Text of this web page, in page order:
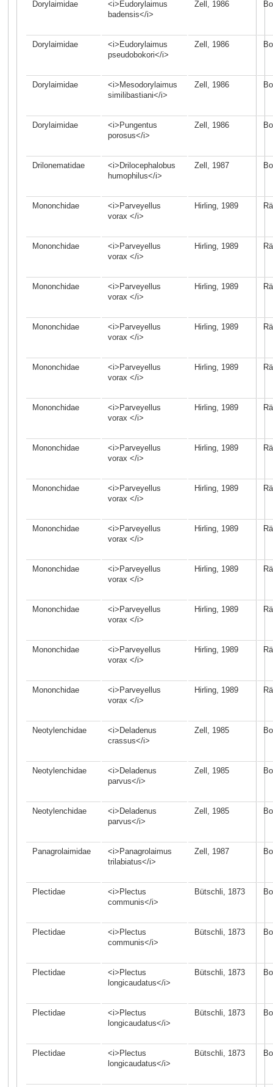
Dorylaimidae
<i>Eudorylaimus
badensis</i>
Zell, 1986
Dorylaimidae
<i>Eudorylaimus
pseudobokori</i>
Zell, 1986
Dorylaimidae
<i>Mesodorylaimus
similibastiani</i>
Zell, 1986
Dorylaimidae
<i>Pungentus
porosus</i>
Zell, 1986
Drilonematidae
<i>Drilocephalobus
humophilus</i>
Zell, 1987
Mononchidae
<i>Parveyellus
vorax </i>
Hirling, 1989
Mononchidae
<i>Parveyellus
vorax </i>
Hirling, 1989
Mononchidae
<i>Parveyellus
vorax </i>
Hirling, 1989
Mononchidae
<i>Parveyellus
vorax </i>
Hirling, 1989
Mononchidae
<i>Parveyellus
vorax </i>
Hirling, 1989
Mononchidae
<i>Parveyellus
vorax </i>
Hirling, 1989
Mononchidae
<i>Parveyellus
vorax </i>
Hirling, 1989
Mononchidae
<i>Parveyellus
vorax </i>
Hirling, 1989
Mononchidae
<i>Parveyellus
vorax </i>
Hirling, 1989
Mononchidae
<i>Parveyellus
vorax </i>
Hirling, 1989
Mononchidae
<i>Parveyellus
vorax </i>
Hirling, 1989
Mononchidae
<i>Parveyellus
vorax </i>
Hirling, 1989
Mononchidae
<i>Parveyellus
vorax </i>
Hirling, 1989
Neotylenchidae
<i>Deladenus
crassus</i>
Zell, 1985
Neotylenchidae
<i>Deladenus
parvus</i>
Zell, 1985
Neotylenchidae
<i>Deladenus
parvus</i>
Zell, 1985
Panagrolaimidae
<i>Panagrolaimus
trilabiatus</i>
Zell, 1987
Plectidae
<i>Plectus
communis</i>
Bütschli, 1873
Plectidae
<i>Plectus
communis</i>
Bütschli, 1873
Plectidae
<i>Plectus
longicaudatus</i>
Bütschli, 1873
Plectidae
<i>Plectus
longicaudatus</i>
Bütschli, 1873
Plectidae
<i>Plectus
longicaudatus</i>
Bütschli, 1873